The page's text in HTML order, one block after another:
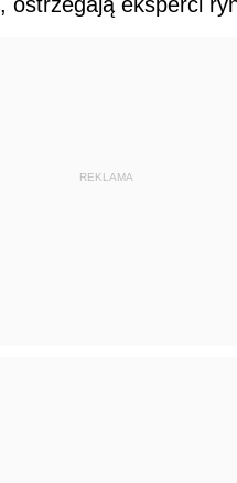
REKLAMA